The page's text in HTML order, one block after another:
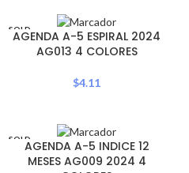
SOLD
OUT
AGENDA A-5 ESPIRAL 2024
AG013 4 COLORES
$4.11
SOLD
OUTAGENDA A-5 INDICE 12
MESES AG009 2024 4